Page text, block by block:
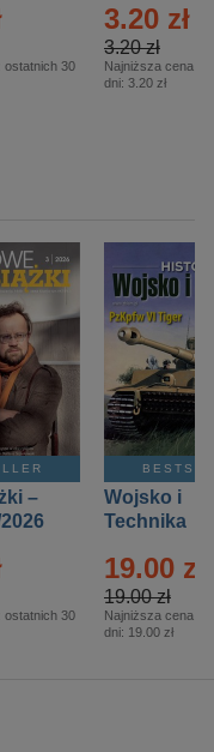
ostatnich 30
3.20 zł
3.20 zł
Najniższa cena z
dni: 3.20 zł
–
ostatnich 30
Wojsko i
Technika
– 2/2026
19.00 zł
19.00 zł
Najniższa cena z
dni: 19.00 zł